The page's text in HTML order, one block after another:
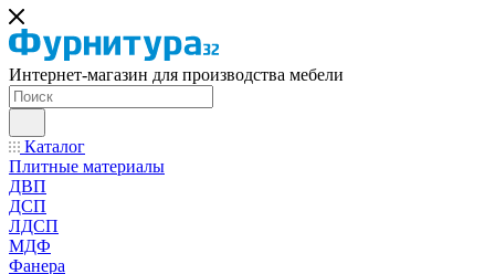
Интернет-магазин для производства мебели
Каталог
Плитные материалы
ДВП
ДСП
ЛДСП
МДФ
Фанера